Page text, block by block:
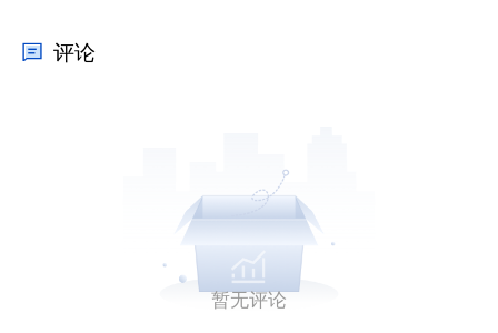
评论
暂无评论